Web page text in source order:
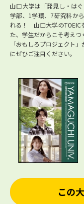
山口大学は「発見し・は
学部、1学環、7研究科か
れる！ 山口大学のTOEIC
た、学生だからこそ考え
「おもしろプロジェクト
にぜひご注目ください。
この